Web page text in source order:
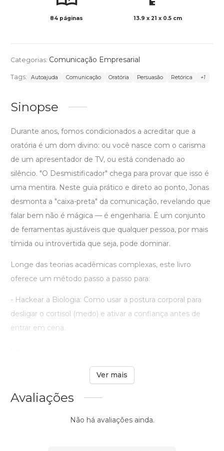
84 páginas 13.9 x 21 x 0.5 cm
Categorias: Comunicação Empresarial
Tags: Autoajuda Comunicação Oratória Persuasão Retórica +1
Sinopse
Durante anos, fomos condicionados a acreditar que a
oratória é um dom divino: ou você nasce com o carisma
de um apresentador de TV, ou está condenado ao
silêncio. "O Desmistificador" chega para provar que isso é
uma mentira. Neste guia prático e direto ao ponto, Jonas
desmonta a "caixa-preta" da comunicação, revelando que
falar bem não é mágica — é engenharia. É um conjunto
de ferramentas ajustáveis que qualquer pessoa, por mais
tímida ou introvertida que seja, pode dominar.
Longe das teorias acadêmicas complexas, este livro
oferece um método passo a passo para:
- Hackear a Biologia: Como usar a postura corporal para
desligar o cortisol (medo) e ativar a confiança antes de
entrar em cena.
Ver mais
Avaliações
Não há avaliações ainda.